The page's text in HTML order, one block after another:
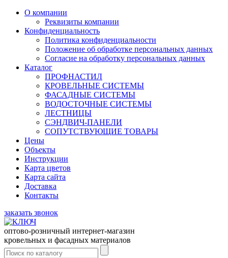
О компании
Реквизиты компании
Конфиденциальность
Политика конфиденциальности
Положение об обработке персональных данных
Согласие на обработку персональных данных
Каталог
ПРОФНАСТИЛ
КРОВЕЛЬНЫЕ СИСТЕМЫ
ФАСАДНЫЕ СИСТЕМЫ
ВОДОСТОЧНЫЕ СИСТЕМЫ
ЛЕСТНИЦЫ
СЭНДВИЧ-ПАНЕЛИ
СОПУТСТВУЮЩИЕ ТОВАРЫ
Цены
Объекты
Инструкции
Карта цветов
Карта сайта
Доставка
Контакты
заказать звонок
оптово-розничный интернет-магазин
кровельных и фасадных материалов